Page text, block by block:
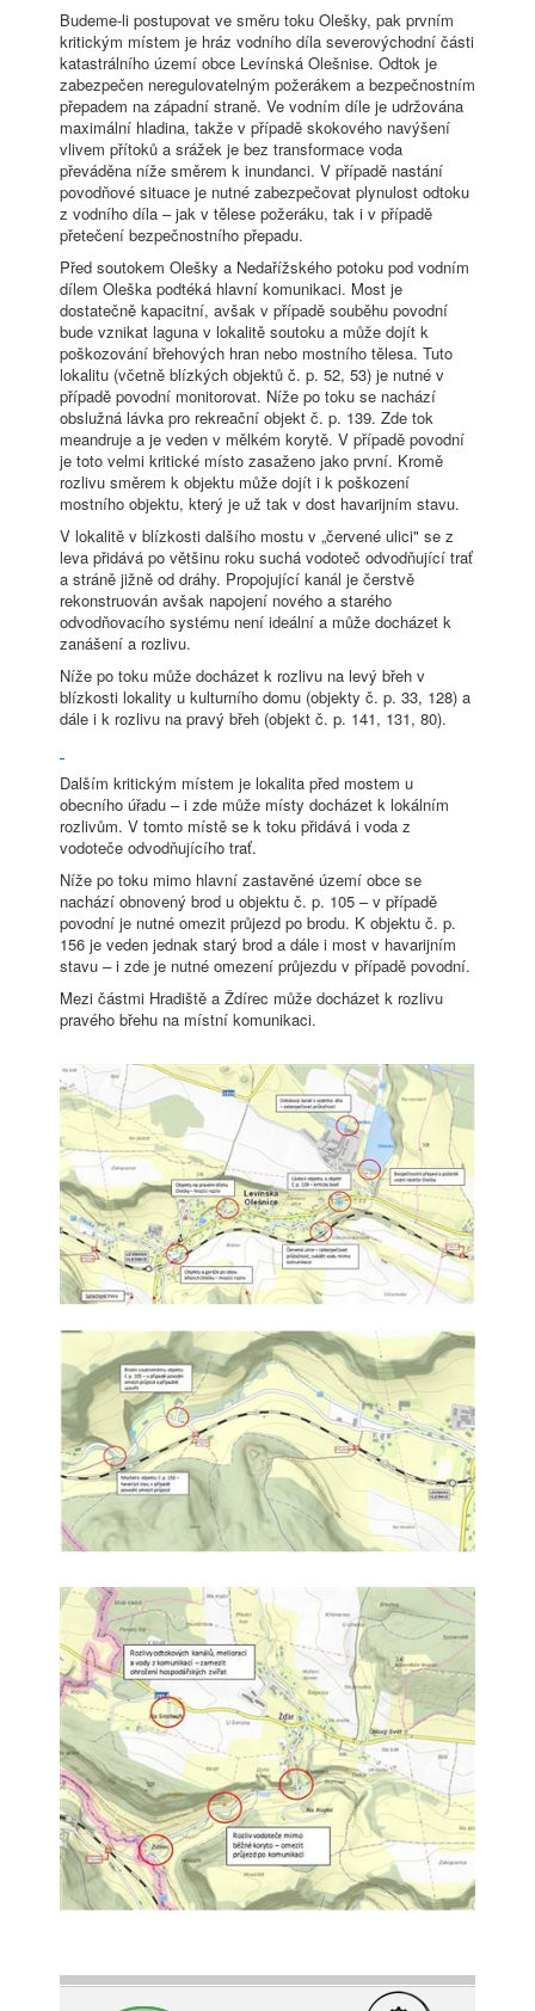
Budeme-li postupovat ve směru toku Olešky, pak prvním
kritickým místem je hráz vodního díla severovýchodní části
katastrálního území obce Levínská Olešnise. Odtok je
zabezpečen neregulovatelným požerákem a bezpečnostním
přepadem na západní straně. Ve vodním díle je udržována
maximální hladina, takže v případě skokového navýšení
vlivem přítoků a srážek je bez transformace voda
převáděna níže směrem k inundanci. V případě nastání
povodňové situace je nutné zabezpečovat plynulost odtoku
z vodního díla – jak v tělese požeráku, tak i v případě
přetečení bezpečnostního přepadu.
Před soutokem Olešky a Nedařížského potoku pod vodním
dílem Oleška podtéká hlavní komunikaci. Most je
dostatečně kapacitní, avšak v případě souběhu povodní
bude vznikat laguna v lokalitě soutoku a může dojít k
poškozování břehových hran nebo mostního tělesa. Tuto
lokalitu (včetně blízkých objektů č. p. 52, 53) je nutné v
případě povodní monitorovat. Níže po toku se nachází
obslužná lávka pro rekreační objekt č. p. 139. Zde tok
meandruje a je veden v mělkém korytě. V případě povodní
je toto velmi kritické místo zasaženo jako první. Kromě
rozlivu směrem k objektu může dojít i k poškození
mostního objektu, který je už tak v dost havarijním stavu.
V lokalitě v blízkosti dalšího mostu v „červené ulici" se z
leva přidává po většinu roku suchá vodoteč odvodňující trať
a stráně jižně od dráhy. Propojující kanál je čerstvě
rekonstruován avšak napojení nového a starého
odvodňovacího systému není ideální a může docházet k
zanášení a rozlivu.
Níže po toku může docházet k rozlivu na levý břeh v
blízkosti lokality u kulturního domu (objekty č. p. 33, 128) a
dále i k rozlivu na pravý břeh (objekt č. p. 141, 131, 80).
Dalším kritickým místem je lokalita před mostem u
obecního úřadu – i zde může místy docházet k lokálním
rozlivům. V tomto místě se k toku přidává i voda z
vodoteče odvodňujícího trať.
Níže po toku mimo hlavní zastavěné území obce se
nachází obnovený brod u objektu č. p. 105 – v případě
povodní je nutné omezit průjezd po brodu. K objektu č. p.
156 je veden jednak starý brod a dále i most v havarijním
stavu – i zde je nutné omezení průjezdu v případě povodní.
Mezi částmi Hradiště a Ždírec může docházet k rozlivu
pravého břehu na místní komunikaci.